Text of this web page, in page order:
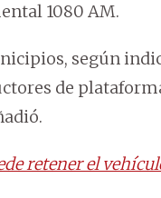
1080 AM.
según
de
retener el